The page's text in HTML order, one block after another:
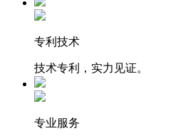
专利技术
技术专利，实力见证。
专业服务